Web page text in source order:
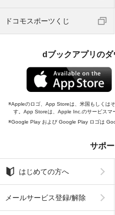
ドコモスポーツくじ
dブックアプリの
Appleのロゴ、App Storeは、米国もしくは
す。App Storeは、Apple Inc.のサービスマ
Google Play および Google Play ロゴは
サポ
はじめての方へ
メールサービス登録/解除